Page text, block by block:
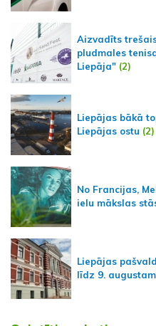
Aizvadīts
pludmales
Liepāja" (2)
Liepājas bākā
Liepājas ostu (2)
No Francijas,
ielu mākslas
Liepājas
līdz 9. augustam